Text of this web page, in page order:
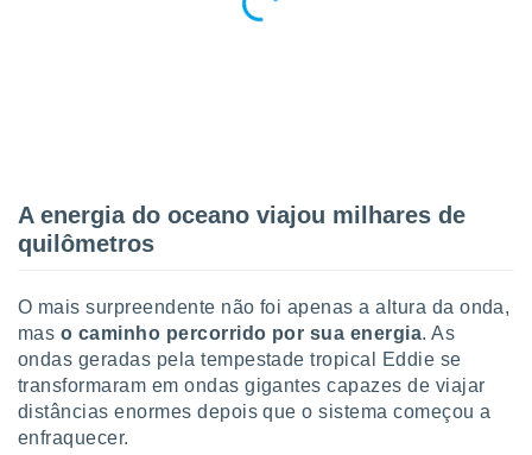
medir
dos
os
de
de dados
fontes,
A energia do oceano viajou milhares de
quilômetros
O mais surpreendente não foi apenas a altura da onda,
mas o caminho percorrido por sua energia. As
ondas geradas pela tempestade tropical Eddie se
transformaram em ondas gigantes capazes de viajar
distâncias enormes depois que o sistema começou a
enfraquecer.